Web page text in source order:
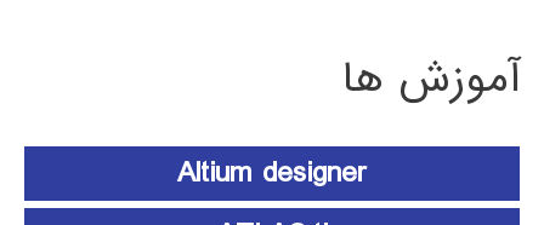
آموزش ها
Altium designer